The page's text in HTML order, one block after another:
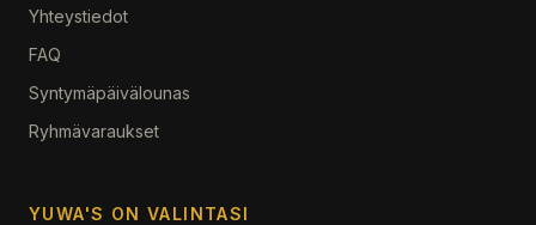
Yhteystiedot
FAQ
Syntymäpäivälounas
Ryhmävaraukset
YUWA'S ON VALINTASI